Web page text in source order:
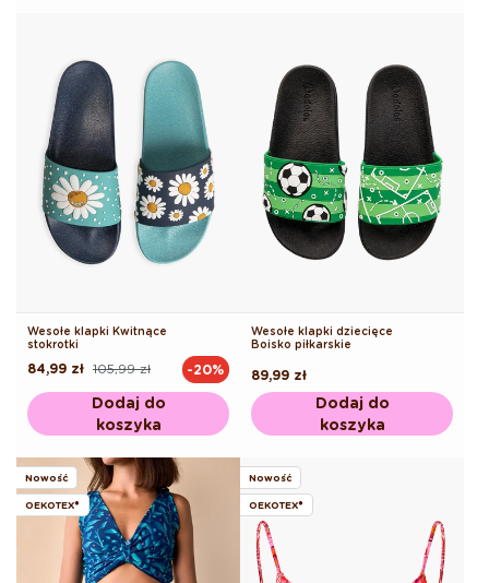
Wesołe klapki Kwitnące
stokrotki
Cena
105,99 zł
Cena
84,99 zł -20%
Dodaj do
koszyka
Wesołe klapki dziecięce
Boisko piłkarskie
Cena
regularna
89,99 zł
Dodaj do
koszyka
Nowość
OEKOTEX®
Nowość
OEKOTEX®